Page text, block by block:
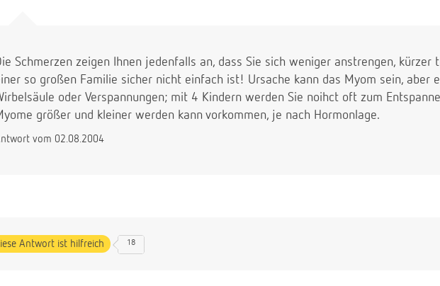
Schmerzen zeigen Ihnen jedenfalls an, dass Sie sich weniger anstrengen, kürzer
so großen Familie sicher nicht einfach ist! Ursache kann das Myom sein, aber
oder Verspannungen; mit 4 Kindern werden Sie noihct oft zum
größer und kleiner werden kann vorkommen, je nach Hormonlage.
vom 02.08.2004
Antwort ist hilfreich 18